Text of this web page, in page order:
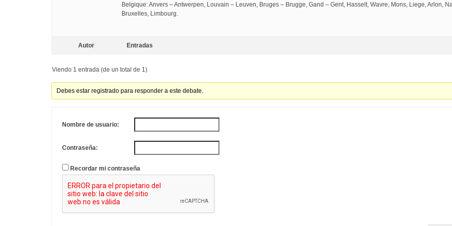
Belgique: Anvers – Antwerpen, Louvain – Leuven, Bruges – Brugge, Gand – Gent, Hasselt, Wavre, Mons, Liege, Arlon,
Bruxelles, Limbourg.
Autor Entradas
Viendo 1 entrada (de un total de 1)
Debes estar registrado para responder a este debate.
Nombre de usuario:
Contraseña:
Recordar mi contraseña